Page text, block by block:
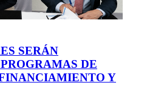
SERÁN
DE
Y